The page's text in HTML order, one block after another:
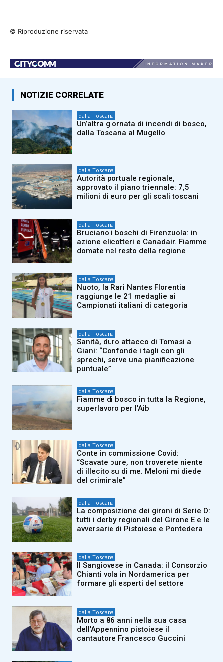
© Riproduzione riservata
NOTIZIE CORRELATE
dalla Toscana
Un’altra giornata di incendi di bosco,
dalla Toscana al Mugello
dalla Toscana
Autorità portuale regionale,
approvato il piano triennale: 7,5
milioni di euro per gli scali toscani
dalla Toscana
Bruciano i boschi di Firenzuola: in
azione elicotteri e Canadair. Fiamme
domate nel resto della regione
dalla Toscana
Nuoto, la Rari Nantes Florentia
raggiunge le 21 medaglie ai
Campionati italiani di categoria
dalla Toscana
Sanità, duro attacco di Tomasi a
Giani: “Confonde i tagli con gli
sprechi, serve una pianificazione
puntuale”
dalla Toscana
Fiamme di bosco in tutta la Regione,
superlavoro per l’Aib
dalla Toscana
Conte in commissione Covid:
“Scavate pure, non troverete niente
di illecito su di me. Meloni mi diede
del criminale”
dalla Toscana
La composizione dei gironi di Serie D:
tutti i derby regionali del Girone E e le
avversarie di Pistoiese e Pontedera
dalla Toscana
Il Sangiovese in Canada: il Consorzio
Chianti vola in Nordamerica per
formare gli esperti del settore
dalla Toscana
Morto a 86 anni nella sua casa
dell’Appennino pistoiese il
cantautore Francesco Guccini